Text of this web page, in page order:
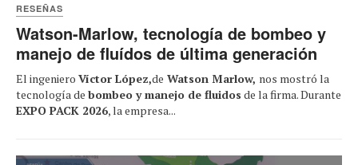
RESEÑAS
Watson-Marlow, tecnología de bombeo y
manejo de fluídos de última generación
El ingeniero Víctor López,de Watson Marlow, nos mostró la
tecnología de bombeo y manejo de fluidos de la firma. Durante
EXPO PACK 2026, la empresa...